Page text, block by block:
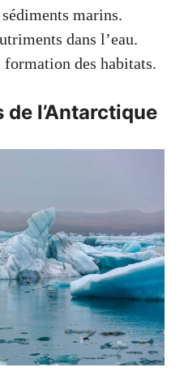
marins.
dans l’eau.
des habitats.
l’Antarctique